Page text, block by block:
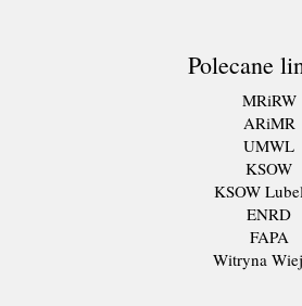
Polecane
MRiRW
ARiMR
UMWL
KSOW
KSOW
ENRD
FAPA
Witryna